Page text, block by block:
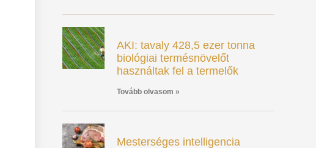
AKI: tavaly 428,5 ezer tonna
biológiai termésnövelőt
használtak fel a termelők
Tovább olvasom »
Mesterséges intelligencia